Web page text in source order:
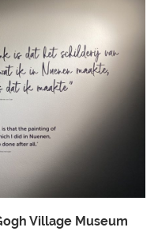
Village Museum